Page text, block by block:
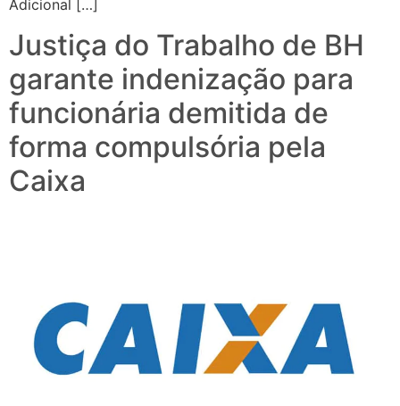
Adicional […]
Justiça do Trabalho de BH
garante indenização para
funcionária demitida de
forma compulsória pela
Caixa